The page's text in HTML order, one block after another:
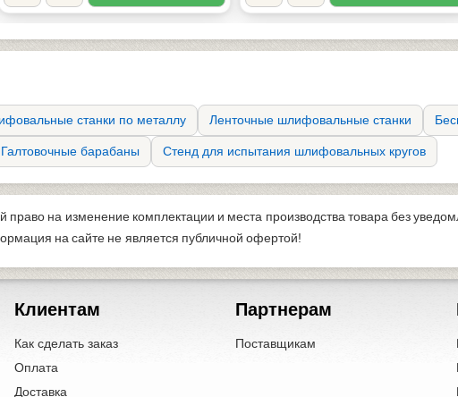
станки по металлу Ленточные шлифовальные станки
Галтовочные барабаны Стенд для испытания шлифовальных кругов
право на изменение комплектации и места производства товара без
на сайте не является публичной офертой!
Клиентам
Как сделать заказ
Оплата
Доставка
Партнерам
Поставщикам